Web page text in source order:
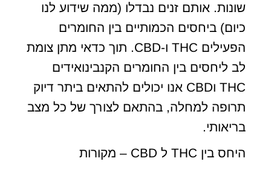
שונות. אותם זנים נבדלו (ממה שידוע לנו
כיום) ביחסים הכמותיים בין החומרים
הפעילים THC ו-CBD. תוך כדאי מתן צומת
לב ליחסים בין החומרים הקנבינואידים
THC וCBD אנו יכולים להתאים ביתר דיוק
תרופה למחלה, בהתאם לצורך של כל מצב
בריאותי.
היחס בין THC ל CBD – מקורות